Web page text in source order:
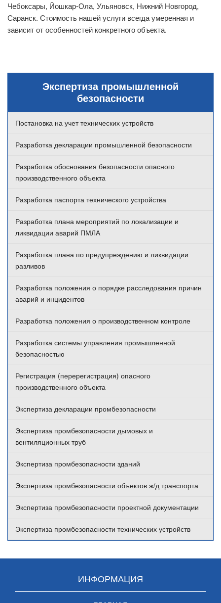
Экспертиза промышленной
безопасности
Постановка на учет технических устройств
Разработка декларации промышленной безопасности
Разработка обоснования безопасности опасного
производственного объекта
Разработка паспорта технического устройства
Разработка плана мероприятий по локализации и
ликвидации аварий ПМЛА
Разработка плана по предупреждению и ликвидации
разливов
Разработка положения о порядке расследования причин
аварий и инцидентов
Разработка положения о производственном контроле
Разработка системы управления промышленной
безопасностью
Регистрация (перерегистрация) опасного
производственного объекта
Экспертиза декларации промбезопасности
Экспертиза промбезопасности дымовых и
вентиляционных труб
Экспертиза промбезопасности зданий
Экспертиза промбезопасности объектов ж/д транспорта
Экспертиза промбезопасности проектной документации
Экспертиза промбезопасности технических устройств
Чебоксары, Йошкар-Ола, Ульяновск, Нижний Новгород,
Саранск. Стоимость нашей услуги всегда умеренная и
зависит от особенностей конкретного объекта.
ИНФОРМАЦИЯ